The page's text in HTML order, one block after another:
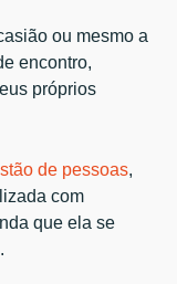
ou mesmo a
encontro,
próprios
de pessoas,
com
que ela se